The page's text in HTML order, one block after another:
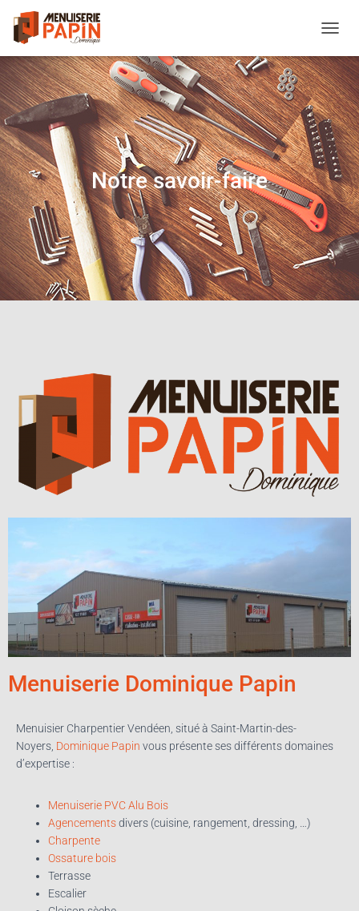
U
V
R
I
R
/
F
E
R
M
E
R
L
A
N
A
V
O
N
Notre savoir-faire
Menuiserie Dominique Papin
Menuisier Charpentier Vendéen, situé à Saint-Martin-des-
Noyers, Dominique Papin vous présente ses différents domaines
d’expertise :
Menuiserie PVC Alu Bois
Agencementsdivers (cuisine, rangement, dressing, …)
Charpente
Ossature bois
Terrasse
Escalier